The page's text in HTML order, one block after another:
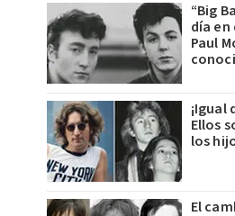
“Big
día en
Paul
¡Igual
Ellos
los
El